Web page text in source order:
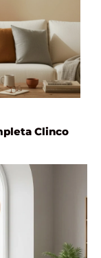
Clinco